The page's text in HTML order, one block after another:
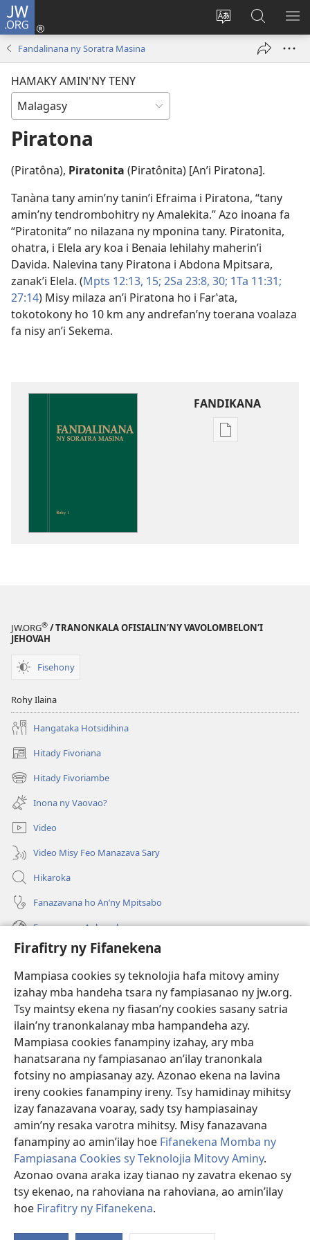
Firafitry ny Fifanekena
Mampiasa cookies sy teknolojia hafa mitovy aminy
izahay mba handeha tsara ny fampiasanao ny jw.org.
Tsy maintsy ekena ny fiasan’ny cookies sasany satria
ilain’ny tranonkalanay mba hampandeha azy.
Mampiasa cookies fanampiny izahay, ary mba
hanatsarana ny fampiasanao an’ilay tranonkala
fotsiny no ampiasanay azy. Azonao ekena na lavina
ireny cookies fanampiny ireny. Tsy hamidinay mihitsy
izay fanazavana voaray, sady tsy hampiasainay
amin’ny resaka varotra mihitsy. Misy fanazavana
fanampiny ao amin’ilay hoe Fifanekena Momba ny
Fampiasana Cookies sy Teknolojia Mitovy Aminy.
Azonao ovana araka izay tianao ny zavatra ekenao sy
tsy ekenao, na rahoviana na rahoviana, ao amin’ilay
hoe Firafitry ny Fifanekena.
JW.ORG
Hiova
Hiditra
(manokatra
ato
Amin’ny
Fandalinana ny Soratra Masina
HAMAKY AMIN'NY TENY
Piratona
(Piratôna), Piratonita (Piratônita) [An’i Piratona].
Tanàna tany amin’ny tanin’i Efraima i Piratona, “tany
amin’ny tendrombohitry ny Amalekita.” Azo inoana fa
“Piratonita” no nilazana ny mponina tany. Piratonita,
ohatra, i Elela ary koa i Benaia lehilahy maherin’i
Davida. Nalevina tany Piratona i Abdona Mpitsara,
zanak’i Elela. (Mpts 12:13, 15; 2Sa 23:8, 30; 1Ta 11:31;
27:14) Misy milaza an’i Piratona ho i Farʽata,
tokotokony ho 10 km any andrefan’ny toerana voalaza
fa nisy an’i Sekema.
FANDIKANA
Fandikana
JW.ORG® / TRANONKALA OFISIALIN’NY VAVOLOMBELON’I
JEHOVAH
Fisehony
Rohy Ilaina
Hangataka Hotsidihina
Hitady Fivoriana
(manokatra
rohy) Hitady Fivoriambe
(manokatra
rohy) Inona ny Vaovao?
Video
Video Misy Feo Manazava Sary
Hikaroka
Fanazavana ho An’ny Mpitsabo
Fanazavana Ankapobeny
Fanampiana
Fanomezana
(manokatra
rohy)
FITEHIRIZAM-BOKIN’NY Vavolombelon’i Jehovah
(manokatra
rohy)
JW Hub
(manokatra
rohy)
JW Library
Watchtower Library ®
Copyright© 2026 Watch Tower Bible and Tract Society of Pennsylvania.
FIFANEKENA| FIFANEKENA MOMBA NY TSIAMBARATELO
NY FIFANEKENA